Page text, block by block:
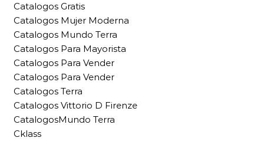
Catalogos Gratis
Catalogos Mujer Moderna
Catalogos Mundo Terra
Catalogos Para Mayorista
Catalogos Para Vender
Catalogos Para Vender
Catalogos Terra
Catalogos Vittorio D Firenze
CatalogosMundo Terra
Cklass